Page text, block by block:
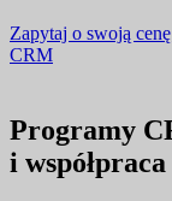
Zapytaj o swoją cenę
CRM
Programy
i